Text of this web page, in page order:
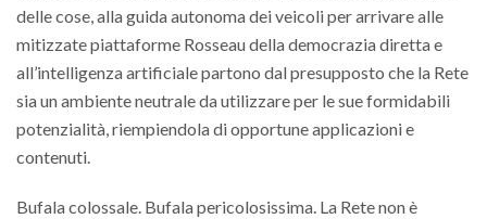
delle cose, alla guida autonoma dei veicoli per arrivare alle
mitizzate piattaforme Rosseau della democrazia diretta e
all’intelligenza artificiale partono dal presupposto che la Rete
sia un ambiente neutrale da utilizzare per le sue formidabili
potenzialità, riempiendola di opportune applicazioni e
contenuti.
Bufala colossale. Bufala pericolosissima. La Rete non è